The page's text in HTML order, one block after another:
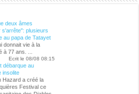
deux âmes
plusieurs
papa de Tatayet
donnait vie à la
à 77 ans. ...
Ecrit le 08/08 08:15
débarque au
insolite
a créé la
Festival ce
des Diables